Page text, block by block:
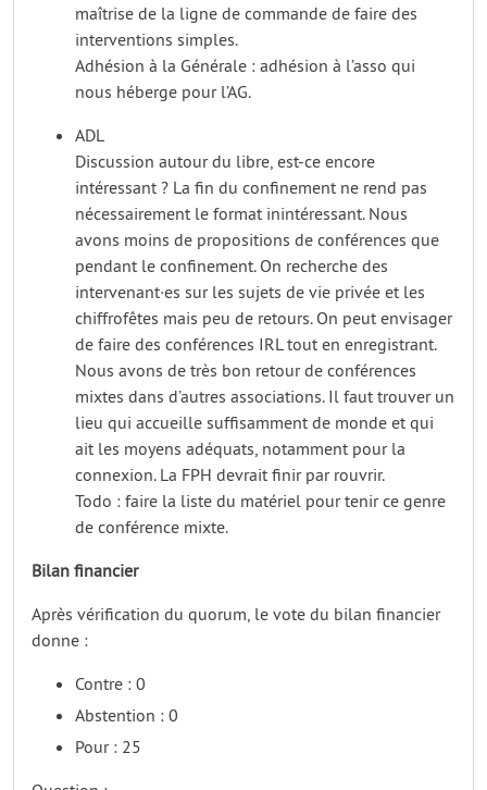
maîtrise de la ligne de commande de faire des
interventions simples.
Adhésion à la Générale : adhésion à l’asso qui
nous héberge pour l’AG.
ADL
Discussion autour du libre, est-ce encore
intéressant ? La fin du confinement ne rend pas
nécessairement le format inintéressant. Nous
avons moins de propositions de conférences que
pendant le confinement. On recherche des
intervenant·es sur les sujets de vie privée et les
chiffrofêtes mais peu de retours. On peut envisager
de faire des conférences IRL tout en enregistrant.
Nous avons de très bon retour de conférences
mixtes dans d’autres associations. Il faut trouver un
lieu qui accueille suffisamment de monde et qui
ait les moyens adéquats, notamment pour la
connexion. La FPH devrait finir par rouvrir.
Todo : faire la liste du matériel pour tenir ce genre
de conférence mixte.
Bilan financier
Après vérification du quorum, le vote du bilan financier
donne :
Contre : 0
Abstention : 0
Pour : 25